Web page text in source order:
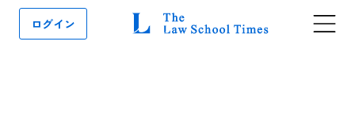
ログイン